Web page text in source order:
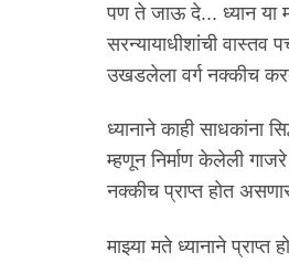
पण ते जाऊ दे... ध्यान या
सरन्यायाधीशांची
उखडलेला वर्ग नक्कीच
ध्यानाने काही साधकांना
म्हणून निर्माण केलेली
नक्कीच प्राप्त होत
माझ्या मते ध्यानाने